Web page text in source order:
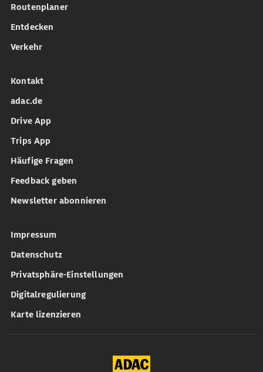
Routenplaner
Entdecken
Verkehr
Kontakt
adac.de
Drive App
Trips App
Häufige Fragen
Feedback geben
Newsletter abonnieren
Impressum
Datenschutz
Privatsphäre-Einstellungen
Digitalregulierung
Karte lizenzieren